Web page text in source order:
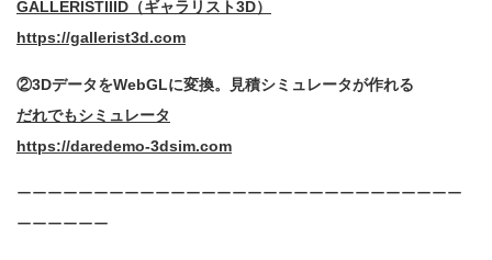
GALLERISTIIID（ギャラリスト3D）
https://gallerist3d.com
②3DデータをWebGLに変換。見積シミュレータが作れる
だれでもシミュレータ
https://daredemo-3dsim.com
ーーーーーーーーーーーーーーーーーーーーーーーーーーーーー
ーーーーーー